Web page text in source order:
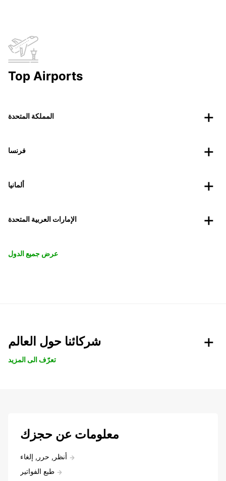
Top Airports
المملكة المتحدة
فرنسا
ألمانيا
الإمارات العربية المتحدة
عرض جميع الدول
شركائنا حول العالم
تعرّف الى المزيد
معلومات عن حجزك
أنظر, حرر, إلغاء
طبع الفواتير